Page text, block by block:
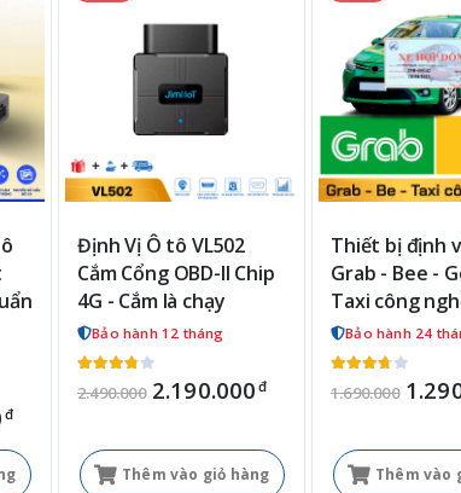
đ
Định Vị Ô tô VL502
Cắm Cổng OBD-II Chip
4G - Cắm là chạy
Bảo hành 12 tháng
2.490.000 2.190.000 đ
Thêm vào giỏ hàng
Thiết bị định
Grab - Bee -
Taxi công
Bảo hành 24
1.690.000
Thêm vào